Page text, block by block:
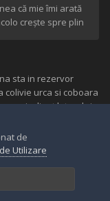
că mie îmi arată
crește spre plin
sta in rezervor
colivie urca si coboara
s-a inclinat lateral...in
peste colivie,
corect numai de
pompei (fara sa
orice alta metoda
de
Utilizare